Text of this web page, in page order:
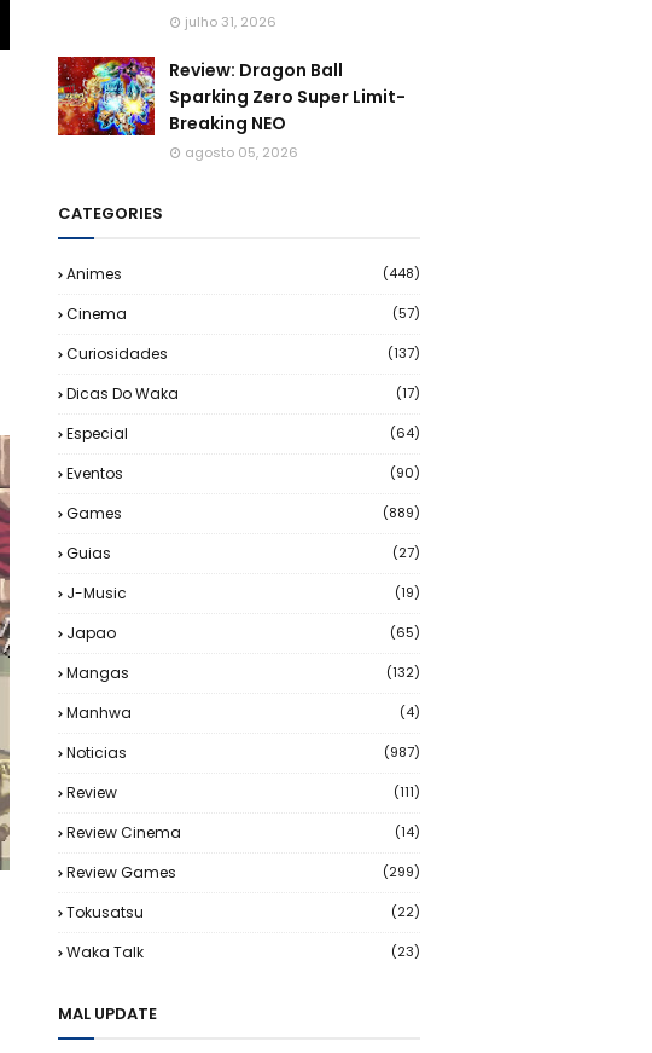
julho 31, 2026
Review: Dragon Ball
Sparking Zero Super Limit-
Breaking NEO
agosto 05, 2026
CATEGORIES
Animes (448)
Cinema (57)
Curiosidades (137)
Dicas Do Waka (17)
Especial (64)
Eventos (90)
Games (889)
Guias (27)
J-Music (19)
Japao (65)
Mangas (132)
Manhwa (4)
Noticias (987)
Review (111)
Review Cinema (14)
Review Games (299)
Tokusatsu (22)
Waka Talk (23)
MAL UPDATE